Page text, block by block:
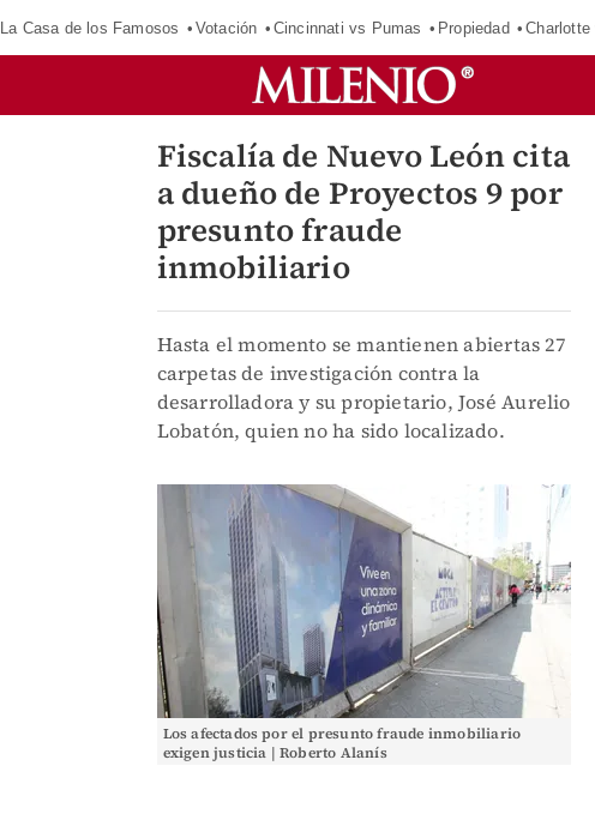
La Casa de los Famosos Votación Cincinnati vs Pumas Propiedad
Fiscalía de Nuevo León cita
a dueño de Proyectos 9 por
presunto fraude
inmobiliario
Hasta el momento se mantienen abiertas 27
carpetas de investigación contra la
desarrolladora y su propietario, José Aurelio
Lobatón, quien no ha sido localizado.
Los afectados por el presunto fraude inmobiliario
exigen justicia | Roberto Alanís